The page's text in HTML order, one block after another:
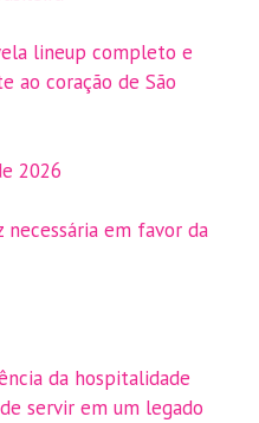
lineup completo e
ao coração de São
2026
em favor da
da hospitalidade
servir em um legado